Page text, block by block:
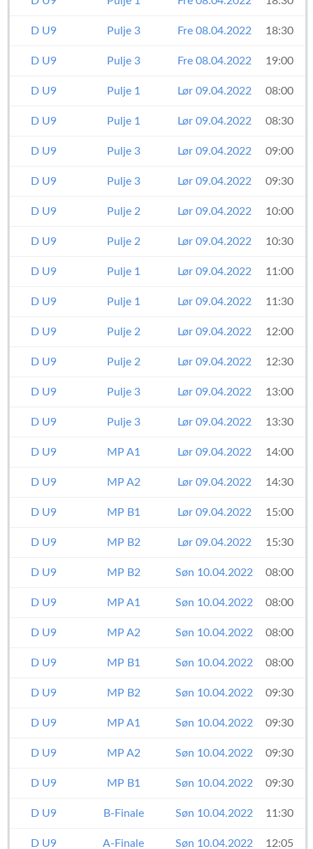
D U9 Pulje 3 Fre 08.04.2022 18:30
D U9 Pulje 3 Fre 08.04.2022 19:00
D U9 Pulje 1 Lør 09.04.2022 08:00
D U9 Pulje 1 Lør 09.04.2022 08:30
D U9 Pulje 3 Lør 09.04.2022 09:00
D U9 Pulje 3 Lør 09.04.2022 09:30
D U9 Pulje 2 Lør 09.04.2022 10:00
D U9 Pulje 2 Lør 09.04.2022 10:30
D U9 Pulje 1 Lør 09.04.2022 11:00
D U9 Pulje 1 Lør 09.04.2022 11:30
D U9 Pulje 2 Lør 09.04.2022 12:00
D U9 Pulje 2 Lør 09.04.2022 12:30
D U9 Pulje 3 Lør 09.04.2022 13:00
D U9 Pulje 3 Lør 09.04.2022 13:30
D U9 MP A1 Lør 09.04.2022 14:00
D U9 MP A2 Lør 09.04.2022 14:30
D U9 MP B1 Lør 09.04.2022 15:00
D U9 MP B2 Lør 09.04.2022 15:30
D U9 MP B2 Søn 10.04.2022 08:00
D U9 MP A1 Søn 10.04.2022 08:00
D U9 MP A2 Søn 10.04.2022 08:00
D U9 MP B1 Søn 10.04.2022 08:00
D U9 MP B2 Søn 10.04.2022 09:30
D U9 MP A1 Søn 10.04.2022 09:30
D U9 MP A2 Søn 10.04.2022 09:30
D U9 MP B1 Søn 10.04.2022 09:30
D U9 B-Finale Søn 10.04.2022 11:30
D U9 A-Finale Søn 10.04.2022 12:05